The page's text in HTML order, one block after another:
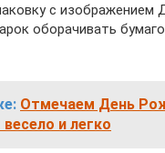
с изображением
оборачивать
Отмечаем День
и легко